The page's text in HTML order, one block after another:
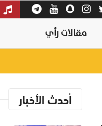
مقالات رأي
أحدث الأخبار